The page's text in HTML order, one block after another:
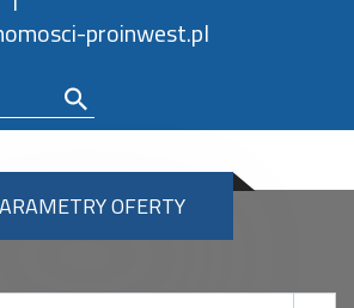
proinwest.pl
OFERTY